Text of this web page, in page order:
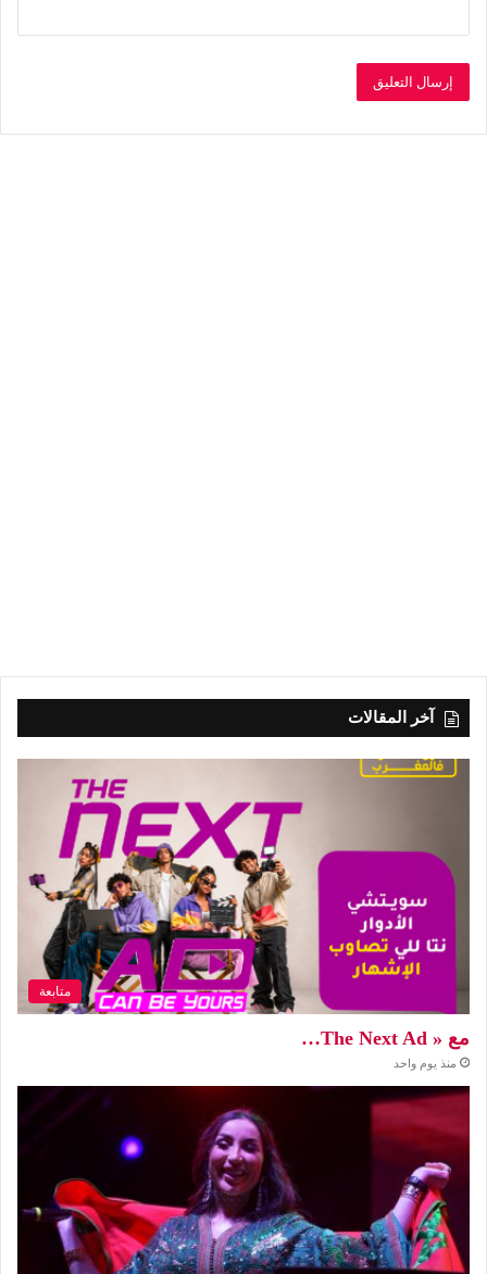
آخر المقالات
متابعة
مع « The Next Ad…
منذ يوم واحد